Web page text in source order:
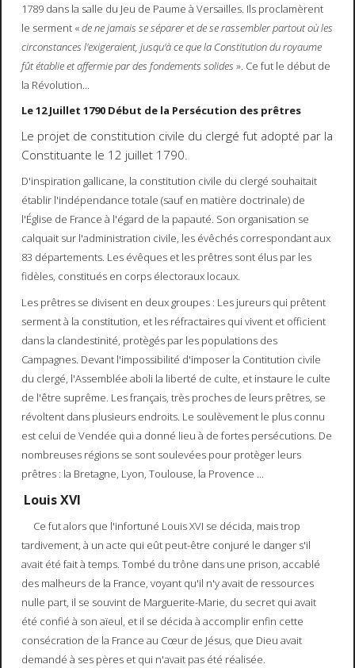
1789 dans la salle du Jeu de Paume à Versailles. Ils proclamèrent
le serment «de ne jamais se séparer et de se rassembler partout où les
circonstances l'exigeraient, jusqu'à ce que la Constitution du royaume
fût établie et affermie par des fondements solides ». Ce fut le début de
la Révolution...
Le 12 Juillet 1790 Début de la Persécution des prêtres
Le projet de constitution civile du clergé fut adopté par la
Constituante le 12 juillet 1790.
D'inspiration gallicane, la constitution civile du clergé souhaitait
établir l'indépendance totale (sauf en matière doctrinale) de
l'Église de France à l'égard de la papauté. Son organisation se
calquait sur l'administration civile, les évêchés correspondant aux
83 départements. Les évêques et les prêtres sont élus par les
fidèles, constitués en corps électoraux locaux.
Les prêtres se divisent en deux groupes : Les jureurs qui prêtent
serment à la constitution, et les réfractaires qui vivent et officient
dans la clandestinité, protègés par les populations des
Campagnes. Devant l'impossibilité d'imposer la Contitution civile
du clergé, l'Assemblée aboli la liberté de culte, et instaure le culte
de l'être suprême. Les français, très proches de leurs prêtres, se
révoltent dans plusieurs endroits. Le soulèvement le plus connu
est celui de Vendée qui a donné lieu à de fortes persécutions. De
nombreuses régions se sont soulevées pour protèger leurs
prêtres : la Bretagne, Lyon, Toulouse, la Provence ...
Louis XVI
Ce fut alors que l'infortuné Louis XVI se décida, mais trop
tardivement, à un acte qui eût peut-être conjuré le danger s'il
avait été fait à temps. Tombé du trône dans une prison, accablé
des malheurs de la France, voyant qu'il n'y avait de ressources
nulle part, il se souvint de Marguerite-Marie, du secret qui avait
été confié à son aïeul, et il se décida à accomplir enfin cette
consécration de la France au Cœur de Jésus, que Dieu avait
demandé à ses pères et qui n'avait pas été réalisée.